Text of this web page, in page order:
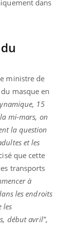
dans
ministre de
masque en
15
mi-mars, on
la question
et les
que cette
transports
à
les endroits
les
début avril",